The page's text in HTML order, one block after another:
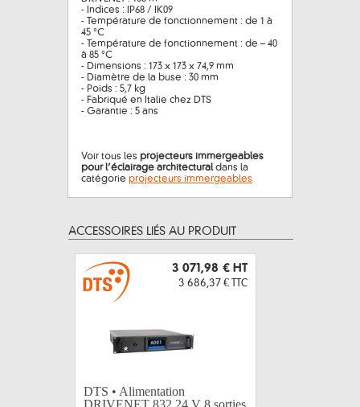
- Indices : IP68 / IK09
- Température de fonctionnement : de 1 à
45 °C
- Température de fonctionnement : de – 40
à 85 °C
- Dimensions : 173 x 173 x 74,9 mm
- Diamètre de la buse : 30 mm
- Poids : 5,7 kg
- Fabriqué en Italie chez DTS
- Garantie : 5 ans
Voir tous les projecteurs immergeables
pour l’éclairage architecturaldans la
catégorie projecteurs immergeables
ACCESSOIRES LIÉS AU PRODUIT
3 071,98 € HT
3 686,37 € TTC
DTS • Alimentation